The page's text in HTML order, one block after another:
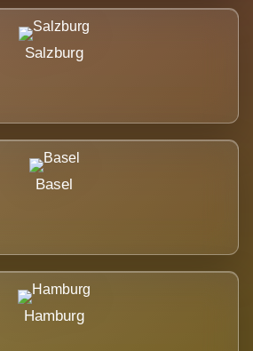
Salzburg
Basel
Hamburg